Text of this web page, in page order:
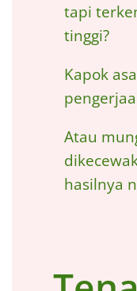
tapi
tinggi?
Kapok
Atau
hasilnya